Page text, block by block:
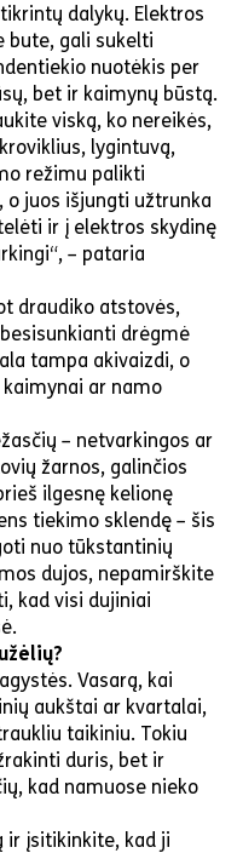
dalykų. Elektros
bute, gali sukelti
nuotėkis per
bet ir kaimynų būstą.
viską, ko nereikės,
lygintuvą,
režimu palikti
juos išjungti užtrunka
ir į elektros skydinę
– pataria
draudiko atstovės,
drėgmė
tampa akivaizdi, o
ar namo
– netvarkingos ar
žarnos, galinčios
ilgesnę kelionę
tiekimo sklendę – šis
nuo tūkstantinių
dujos, nepamirškite
kad visi dujiniai
Vasarą, kai
aukštai ar kvartalai,
taikiniu. Tokiu
duris, bet ir
kad namuose nieko
ir įsitikinkite, kad ji